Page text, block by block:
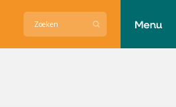
Menu